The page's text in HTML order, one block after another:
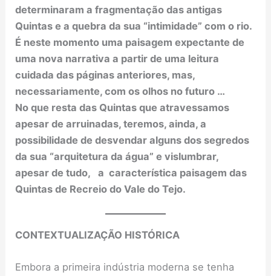
determinaram a fragmentação das antigas
Quintas e a quebra da sua “intimidade” com o rio.
É neste momento uma paisagem expectante de
uma nova narrativa a partir de uma leitura
cuidada das páginas anteriores, mas,
necessariamente, com os olhos no futuro …
No que resta das Quintas que atravessamos
apesar de arruinadas, teremos, ainda, a
possibilidade de desvendar alguns dos segredos
da sua “arquitetura da água” e vislumbrar,
apesar de tudo, a característica paisagem das
Quintas de Recreio do Vale do Tejo.
CONTEXTUALIZAÇÃO HISTÓRICA
Embora a primeira indústria moderna se tenha